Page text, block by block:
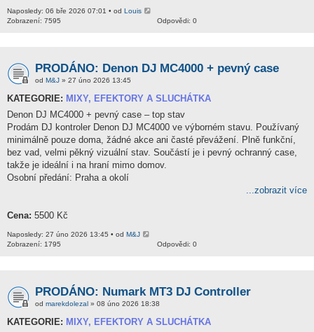
Naposledy: 06 bře 2026 07:01 • od Louis
Odpovědi: 0
Zobrazení: 7595
PRODÁNO: Denon DJ MC4000 + pevný case
od M&J » 27 úno 2026 13:45
KATEGORIE: MIXY, EFEKTORY A SLUCHÁTKA
Denon DJ MC4000 + pevný case – top stav
Prodám DJ kontroler Denon DJ MC4000 ve výborném stavu. Používaný
minimálně pouze doma, žádné akce ani časté převážení. Plně funkční,
bez vad, velmi pěkný vizuální stav. Součástí je i pevný ochranný case,
takže je ideální i na hraní mimo domov.
Osobní předání: Praha a okolí
...zobrazit více
Cena: 5500 Kč
Naposledy: 27 úno 2026 13:45 • od M&J
Odpovědi: 0
Zobrazení: 1795
PRODÁNO: Numark MT3 DJ Controller
od marekdolezal » 08 úno 2026 18:38
KATEGORIE: MIXY, EFEKTORY A SLUCHÁTKA